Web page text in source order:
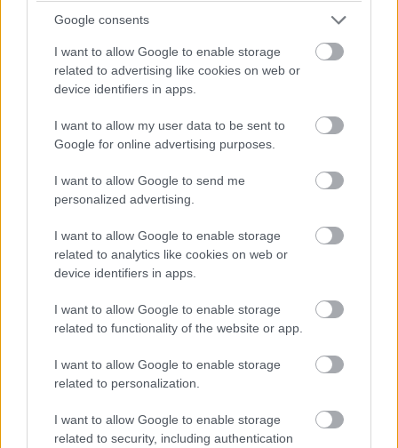
Google consents
I want to allow Google to enable storage
related to advertising like cookies on web or
device identifiers in apps.
I want to allow my user data to be sent to
Google for online advertising purposes.
I want to allow Google to send me
personalized advertising.
I want to allow Google to enable storage
related to analytics like cookies on web or
device identifiers in apps.
I want to allow Google to enable storage
related to functionality of the website or app.
I want to allow Google to enable storage
related to personalization.
I want to allow Google to enable storage
related to security, including authentication